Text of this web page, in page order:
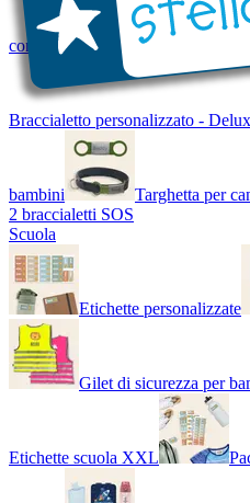
con Nome - Luminoso
Braccialetto personalizzato - Delux
bambini Targhetta per
2 braccialetti SOS
Scuola
Etichette personalizzate
Gilet di sicurezza per
Etichette scuola XXL